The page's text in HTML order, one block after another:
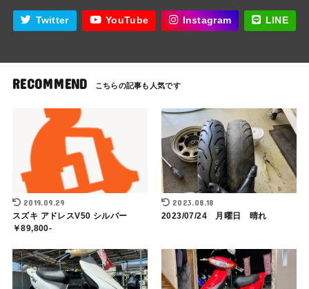
Twitter YouTube Instagram LINE
RECOMMEND
2019.09.29
スズキ アドレスV50 シルバー
￥89,800-
2023.08.18
2023/07/24 月曜日 晴れ